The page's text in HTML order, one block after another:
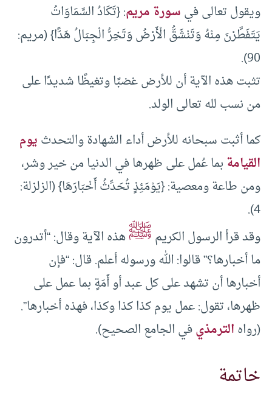
ويقول تعالى فيسورة مريم: {تَكَادُ السَّمَاوَاتُ
يَتَفَطَّرْنَ مِنْهُ وَتَنْشَقُّ الْأَرْضُ وَتَخِرُّ الْجِبَالُ هَدًّا} (مريم:
90).
تثبت هذه الآية أن للأرض غضبًا وتغيظًا شديدًا على
من نسب لله تعالى الولد.
كما أثبت سبحانه للأرض أداء الشهادة والتحدثيوم
القيامةبما عُمل على ظهرها في الدنيا من خير وشر،
ومن طاعة ومعصية: {يَوْمَئِذٍ تُحَدِّثُ أَخْبَارَهَا} (الزلزلة:
4).
وقد قرأ الرسول الكريمﷺهذه الآية وقال: “أتدرون
ما أخبارها؟” قالوا: الله ورسوله أعلم. قال: “فإن
أخبارها أن تشهد على كل عبد أو أَمَةٍ بما عمل على
ظهرها، تقول: عمل يوم كذا كذا وكذا، فهذه أخبارها”.
(رواهالترمذيفي الجامع الصحيح).
خاتمة